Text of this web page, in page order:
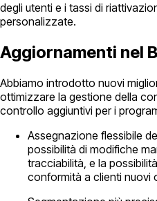
degli utenti e i tassi di
personalizzate.
Aggiornamenti nel
Abbiamo introdotto nuovi
ottimizzare la gestione della
controllo aggiuntivi per i
Assegnazione flessibile
possibilità di modifiche
tracciabilità, e la
conformità a clienti nuovi